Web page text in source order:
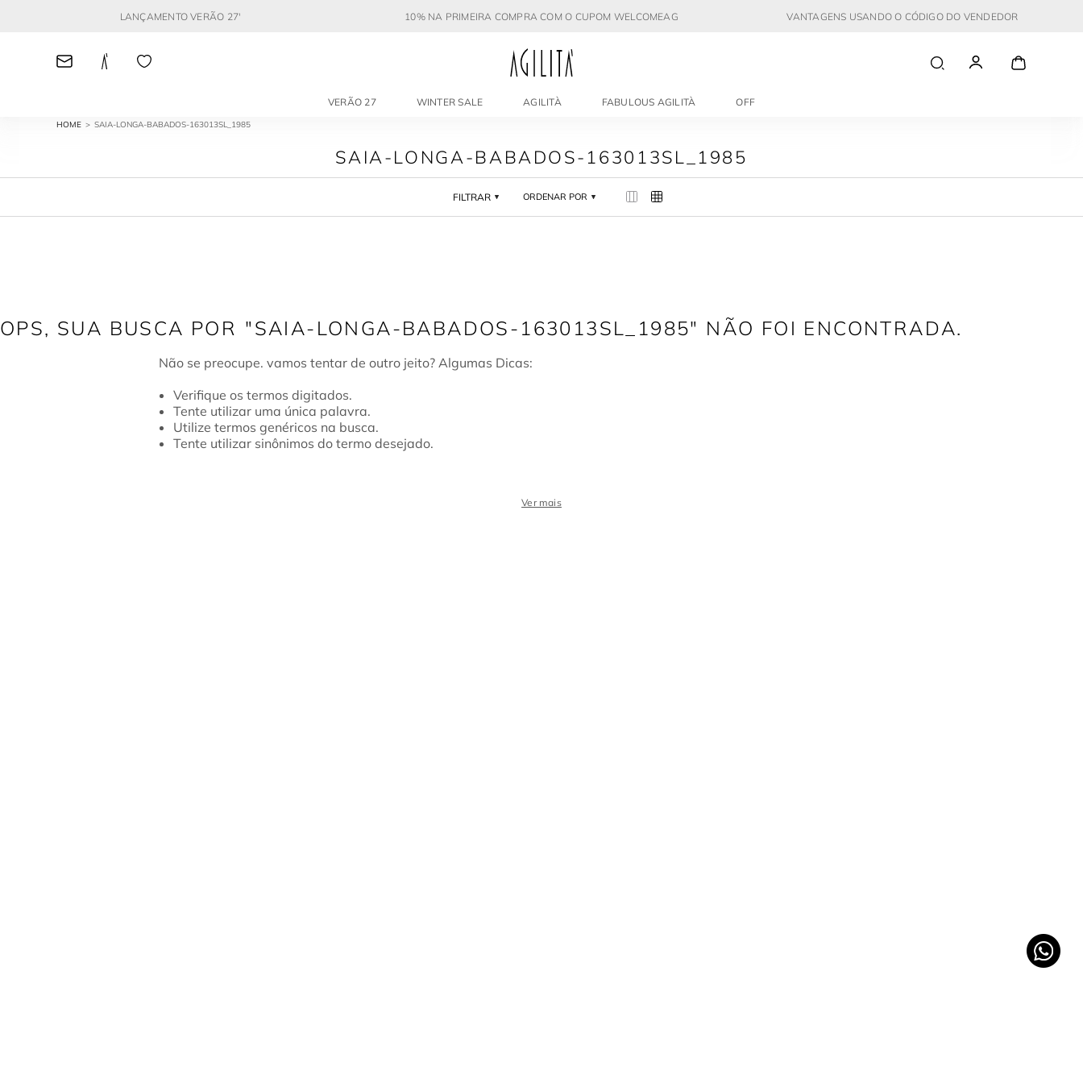
LANÇAMENTO VERÃO 27' 10% NA PRIMEIRA COMPRA COM O CUPOM WELCOMEAG VANTAGENS USANDO O CÓDIGO DO VENDEDOR
VERÃO 27 WINTER SALE AGILITÀ FABULOUS AGILITÀ OFF
SAIA-LONGA-BABADOS-163013SL_1985
SAIA-LONGA-BABADOS-163013SL_1985
FILTRAR ORDENAR POR
SAIA-LONGA-BABADOS-163013SL_1985
Verifique os termos digitados.
Tente utilizar uma única palavra.
Utilize termos genéricos na busca.
Tente utilizar sinônimos do termo desejado.
Ver mais